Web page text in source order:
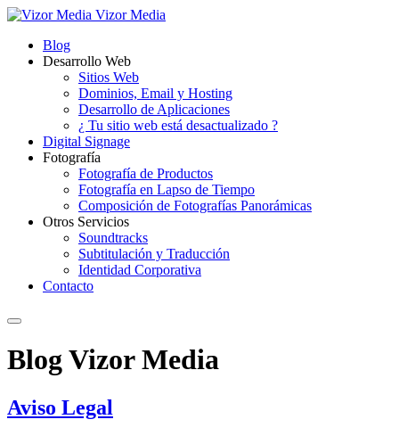
Vizor Media
Blog
Desarrollo Web
Sitios Web
Dominios, Email y Hosting
Desarrollo de Aplicaciones
¿ Tu sitio web está desactualizado ?
Digital Signage
Fotografía
Fotografía de Productos
Fotografía en Lapso de Tiempo
Composición de Fotografías Panorámicas
Otros Servicios
Soundtracks
Subtitulación y Traducción
Identidad Corporativa
Contacto
Blog Vizor Media
Aviso Legal